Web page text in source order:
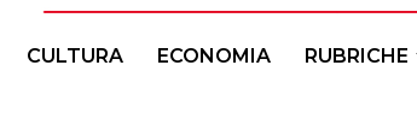
CULTURA ECONOMIA RUBRICHE